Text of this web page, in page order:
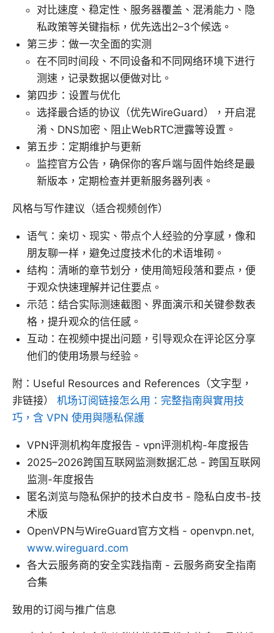
对比速度、稳定性、服务器覆盖、混淆能力、隐
私政策等关键指标，优先选出2–3个候选。
第三步：做一次全面的实测
在不同时间段、不同设备和不同网络环境下进行
测速，记录数据以便做对比。
第四步：设置与优化
选择最合适的协议（优先WireGuard），开启混
淆、DNS加密、阻止WebRTC泄露等设置。
第五步：定期维护与更新
监控官方公告，确保你的客户端与固件始终是最
新版本，定期检查并更新服务器列表。
风格与写作建议（适合视频创作）
语气：亲切、现实、带点个人经验的分享感，像和
朋友聊一样，避免过度技术化的术语堆砌。
结构：清晰的章节划分，使用简短段落和要点，便
于观众快速理解并记住要点。
示范：结合实际测速截图、界面演示和关键参数表
格，提升观众的信任感。
互动：在视频中提出问题，引导观众在评论区分享
他们的使用场景与经验。
附：Useful Resources and References（文字型，
非链接） 机场订阅链接怎么用：完整指南與實用技
巧，含 VPN 使用與隱私保護
VPN评测机构年度报告 - vpn评测机构-年度报告
2025–2026跨国互联网监测数据汇总 - 跨国互联网
监测-年度报告
匿名浏览与隐私保护的技术白皮书 - 隐私白皮书-技
术版
OpenVPN与WireGuard官方文档 - openvpn.net,
www.wireguard.com
各大云服务商的安全实践指南 - 云服务商安全指南
合集
致用的订阅与推广信息